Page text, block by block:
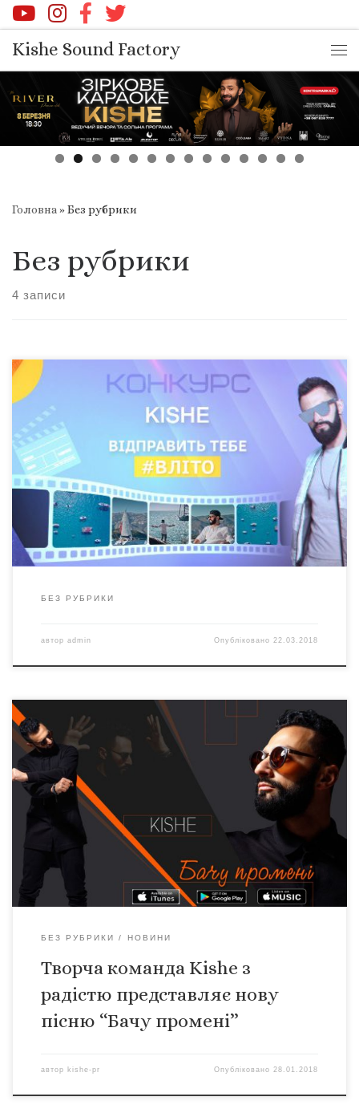
Перейти до вмісту
Kishe Sound Factory
Головна»Без рубрики
Без рубрики
4 записи
БЕЗ РУБРИКИ
автор admin Опубліковано 22.03.2018
Історія цієї пісні неймовірно довга – шлях був
тернистим. Але це нарешті сталося! Пісня вже є в
музичних магазинах – ITunes, Google play, Amazon та
інших. І відтепер український слухач може почути її.
Спочатку пісня була написана англійською мовою та
мала назву “Bury our anger” (“Поховати наш гнів”). Вона
була […]
БЕЗ РУБРИКИ НОВИНИ
Творча команда Kishe з
радістю представляє нову
пісню “Бачу промені”
автор kishe-pr Опубліковано28.01.2018